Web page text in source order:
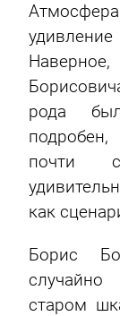
рода
почти
как
Борис
случайно
старом